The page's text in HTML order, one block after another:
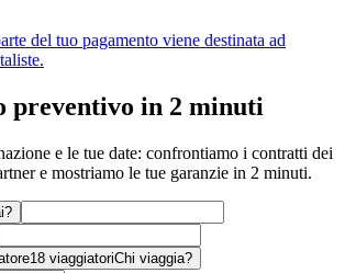
del tuo pagamento viene destinata ad
preventivo in 2 minuti
e le tue date: confrontiamo i contratti dei
e mostriamo le tue garanzie in 2 minuti.
18 viaggiatoriChi viaggia?